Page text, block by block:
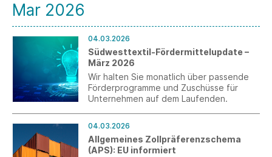
Mar 2026
04.03.2026
Südwesttextil-Fördermittelupdate –
März 2026
Wir halten Sie monatlich über passende
Förderprogramme und Zuschüsse für
Unternehmen auf dem Laufenden.
04.03.2026
Allgemeines Zollpräferenzschema
(APS): EU informiert